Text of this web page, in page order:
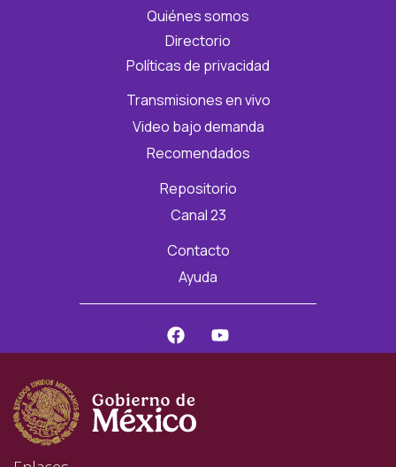
Quiénes somos
Directorio
Políticas de privacidad
Transmisiones en vivo
Video bajo demanda
Recomendados
Repositorio
Canal 23
Contacto
Ayuda